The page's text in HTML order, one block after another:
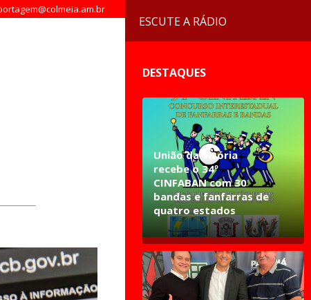
ESCUTE A RÁDIO
DESTAQUES
União da Vitória
recebe o 34º
CINFABAN com 30
bandas e fanfarras de
quatro estados